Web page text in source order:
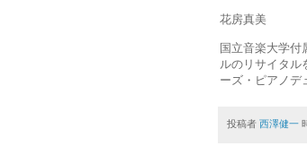
花房真美
国立音楽大学付
ルのリサイタル
ーズ・ピアノデ
投稿者 西澤健一